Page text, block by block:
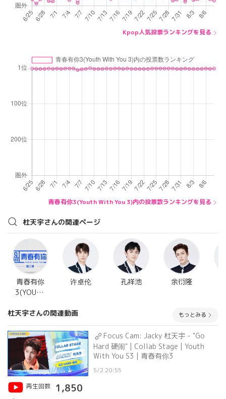
Kpop人気投票ランキングを見る
青春有你3(Youth With You 3)内の投票数ランキングを見る
杜天宇さんの関連ページ
青春有你
3(YOUTH
3)
许卓伦 孔祥池 余衍隆
杜天宇さんの関連動画 もっとみる
Focus Cam: Jacky 杜天宇 - "Go
Hard 硬闹" | Collab Stage | Youth
With You S3 | 青春有你3
5/2 20:55
再生回数
1,850